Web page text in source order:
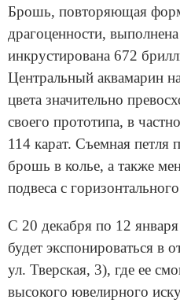
Брошь, повторяющая
драгоценности,
инкрустирована 672
Центральный аквамарин
цвета значительно
своего прототипа, в
114 карат. Съемная петля
брошь в колье, а также
подвеса с
С 20 декабря по 12
будет экспонироваться в
ул. Тверская, 3), где ее
высокого ювелирного